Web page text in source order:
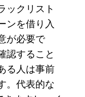
ックリスト
ンを借り入
が必要で
認すること
る人は事前
。代表的な